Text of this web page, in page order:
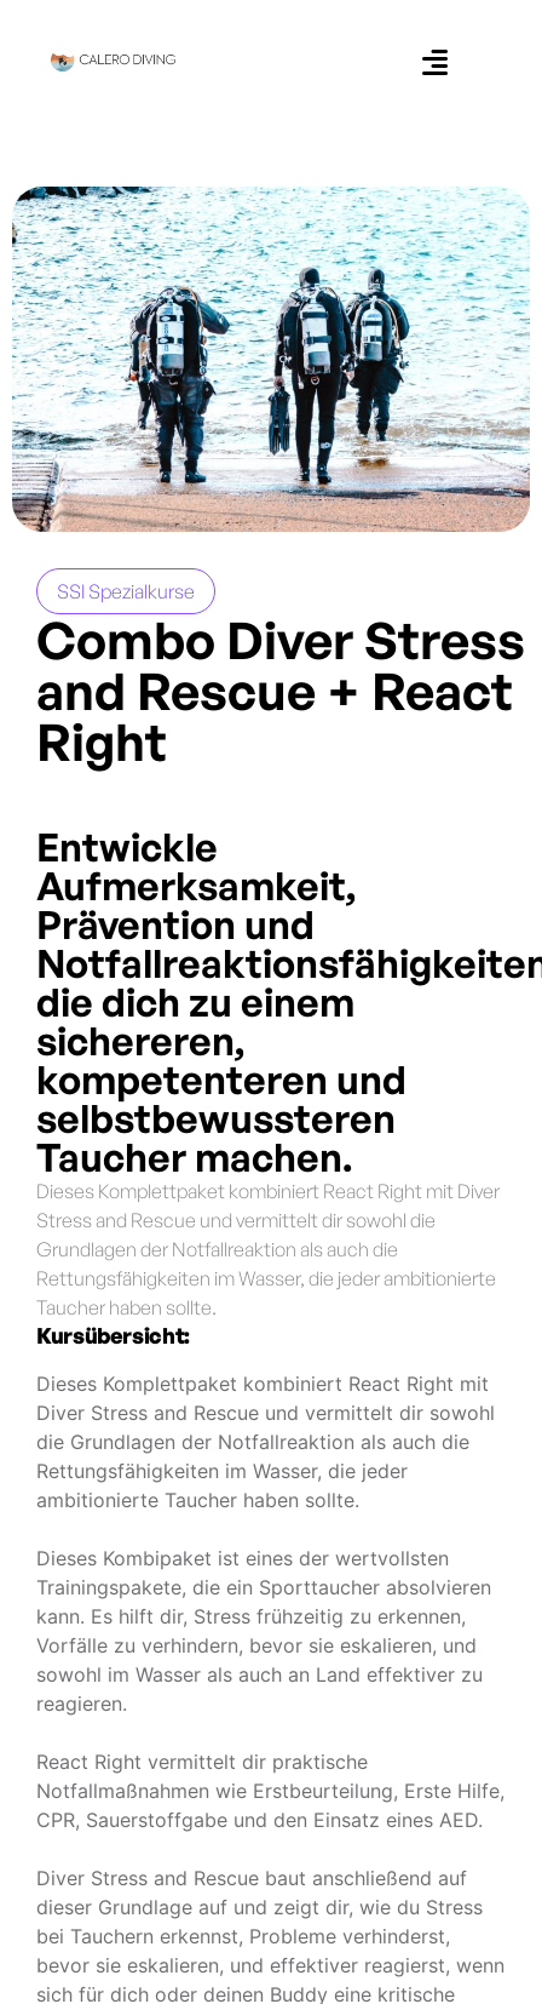
SSI Spezialkurse
Combo Diver Stress
and Rescue + React
Right
Entwickle
Aufmerksamkeit,
Prävention und
die dich zu einem
sichereren,
kompetenteren und
selbstbewussteren
Taucher machen.
Dieses Komplettpaket kombiniert React Right mit Diver
Stress and Rescue und vermittelt dir sowohl die
Grundlagen der Notfallreaktion als auch die
Rettungsfähigkeiten im Wasser, die jeder ambitionierte
Taucher haben sollte.
Kursübersicht:
Dieses Komplettpaket kombiniert React Right mit
Diver Stress and Rescue und vermittelt dir sowohl
die Grundlagen der Notfallreaktion als auch die
Rettungsfähigkeiten im Wasser, die jeder
ambitionierte Taucher haben sollte.
Dieses Kombipaket ist eines der wertvollsten
Trainingspakete, die ein Sporttaucher absolvieren
kann. Es hilft dir, Stress frühzeitig zu erkennen,
Vorfälle zu verhindern, bevor sie eskalieren, und
sowohl im Wasser als auch an Land effektiver zu
reagieren.
React Right vermittelt dir praktische
Notfallmaßnahmen wie Erstbeurteilung, Erste Hilfe,
CPR, Sauerstoffgabe und den Einsatz eines AED.
Diver Stress and Rescue baut anschließend auf
dieser Grundlage auf und zeigt dir, wie du Stress
bei Tauchern erkennst, Probleme verhinderst,
bevor sie eskalieren, und effektiver reagierst, wenn
sich für dich oder deinen Buddy eine kritische